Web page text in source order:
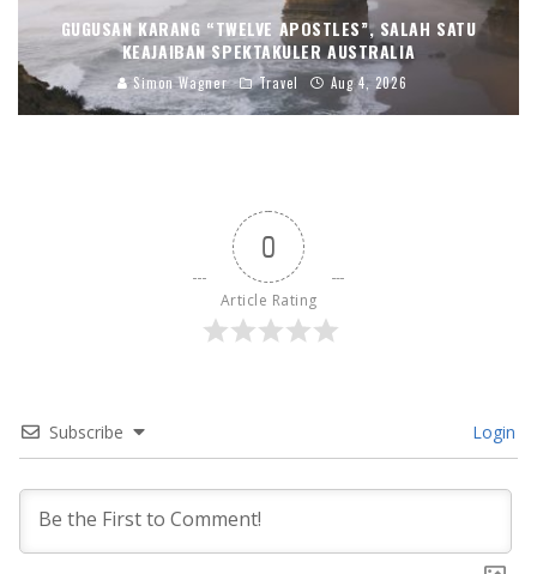
GUGUSAN KARANG “TWELVE APOSTLES”, SALAH SATU
KEAJAIBAN SPEKTAKULER AUSTRALIA
Simon Wagner Travel Aug 4, 2026
0
Article Rating
Subscribe Login